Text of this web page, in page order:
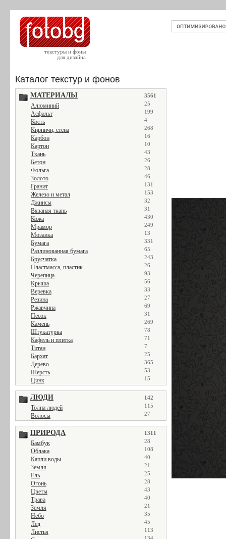
текстуры и фоны
для дизайна
Каталог текстур и фонов
МАТЕРИАЛЫ 3561
Алюминий 25
Асфальт 199
Кость 4
Кирпичи, стена 268
Карбон 16
Картон 10
Ткань 43
Бетон 26
Фольга 28
Золото 46
Гранит 131
Железо и метал 153
Джинсы 32
Вязаная ткань 31
Кожа 430
Мрамор 249
Мозаика 13
Бумага 331
Разлинованная бумага 65
Брусчатка 243
Пластмасса, пластик 26
Черепица 93
Крыша 56
Веревка 33
Резина 27
Ржавчина 69
Песок 31
Камень 269
Штукатурка 78
Кафель и плитка 71
Титан 7
Бархат 25
Дерево 365
Шерсть 53
Цинк 15
ЛЮДИ 142
Толпа людей 115
Волосы 27
ПРИРОДА 1311
Бамбук 28
Облака 108
Капли воды 40
Земля 21
Ель 25
Огонь 28
Цветы 43
Трава 40
Земля 21
Небо 35
Лед 45
Листья 113